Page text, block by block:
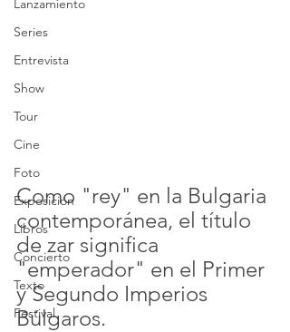
Lanzamiento
Series
Entrevista
Show
Tour
Cine
Foto
Exposición
Libros
Concierto
Texto
Festival
Como "rey" en la Bulgaria
contemporánea, el título
de zar significa
"emperador" en el Primer
y Segundo Imperios
Búlgaros.